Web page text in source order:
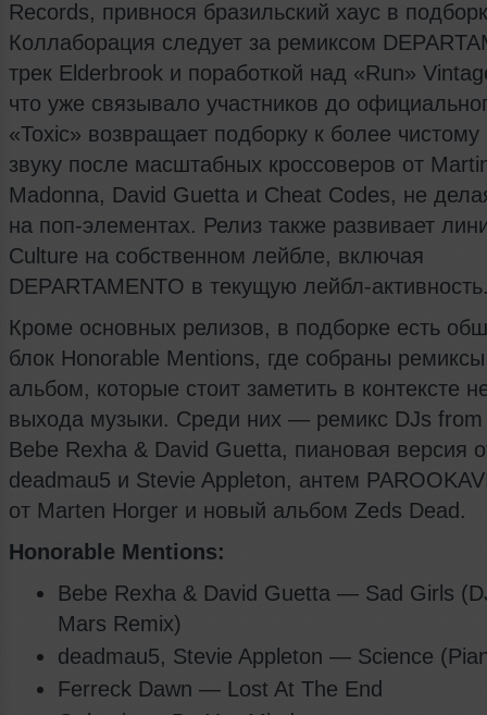
Records, привнося бразильский хаус в
Коллаборация следует за ремиксом
трек Elderbrook и поработкой над «Run»
что уже связывало участников до
«Toxic» возвращает подборку к более
звуку после масштабных кроссоверов от
Madonna, David Guetta и Cheat Codes, не
на поп-элементах. Релиз также развивает
Culture на собственном лейбле, включая
DEPARTAMENTO в текущую лейбл-
Кроме основных релизов, в подборке есть
блок Honorable Mentions, где собраны
альбом, которые стоит заметить в контексте
выхода музыки. Среди них — ремикс DJs
Bebe Rexha & David Guetta, пиановая версия
deadmau5 и Stevie Appleton, антем
от Marten Horger и новый альбом Zeds Dead.
Honorable Mentions:
Bebe Rexha & David Guetta — Sad Girls
Mars Remix)
deadmau5, Stevie Appleton — Science
Ferreck Dawn — Lost At The End